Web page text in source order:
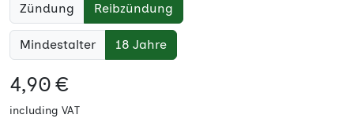
schwarz
violett
weiß
Zündung Reibzündung
Mindestalter 18 Jahre
4,90 €
including VAT